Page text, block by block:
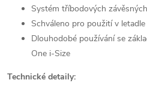
Systém tříbodových
Schváleno pro použití v letadle
Dlouhodobé používání se
One i-Size
Technické detaily: